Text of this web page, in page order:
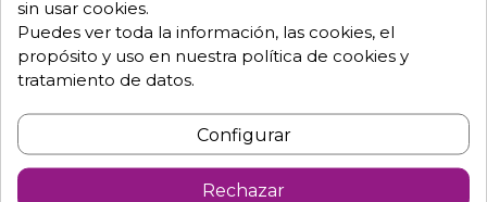
sin usar cookies.
Puedes ver toda la información, las cookies, el
propósito y uso en nuestra política de cookies y
tratamiento de datos.
Configurar
Rechazar